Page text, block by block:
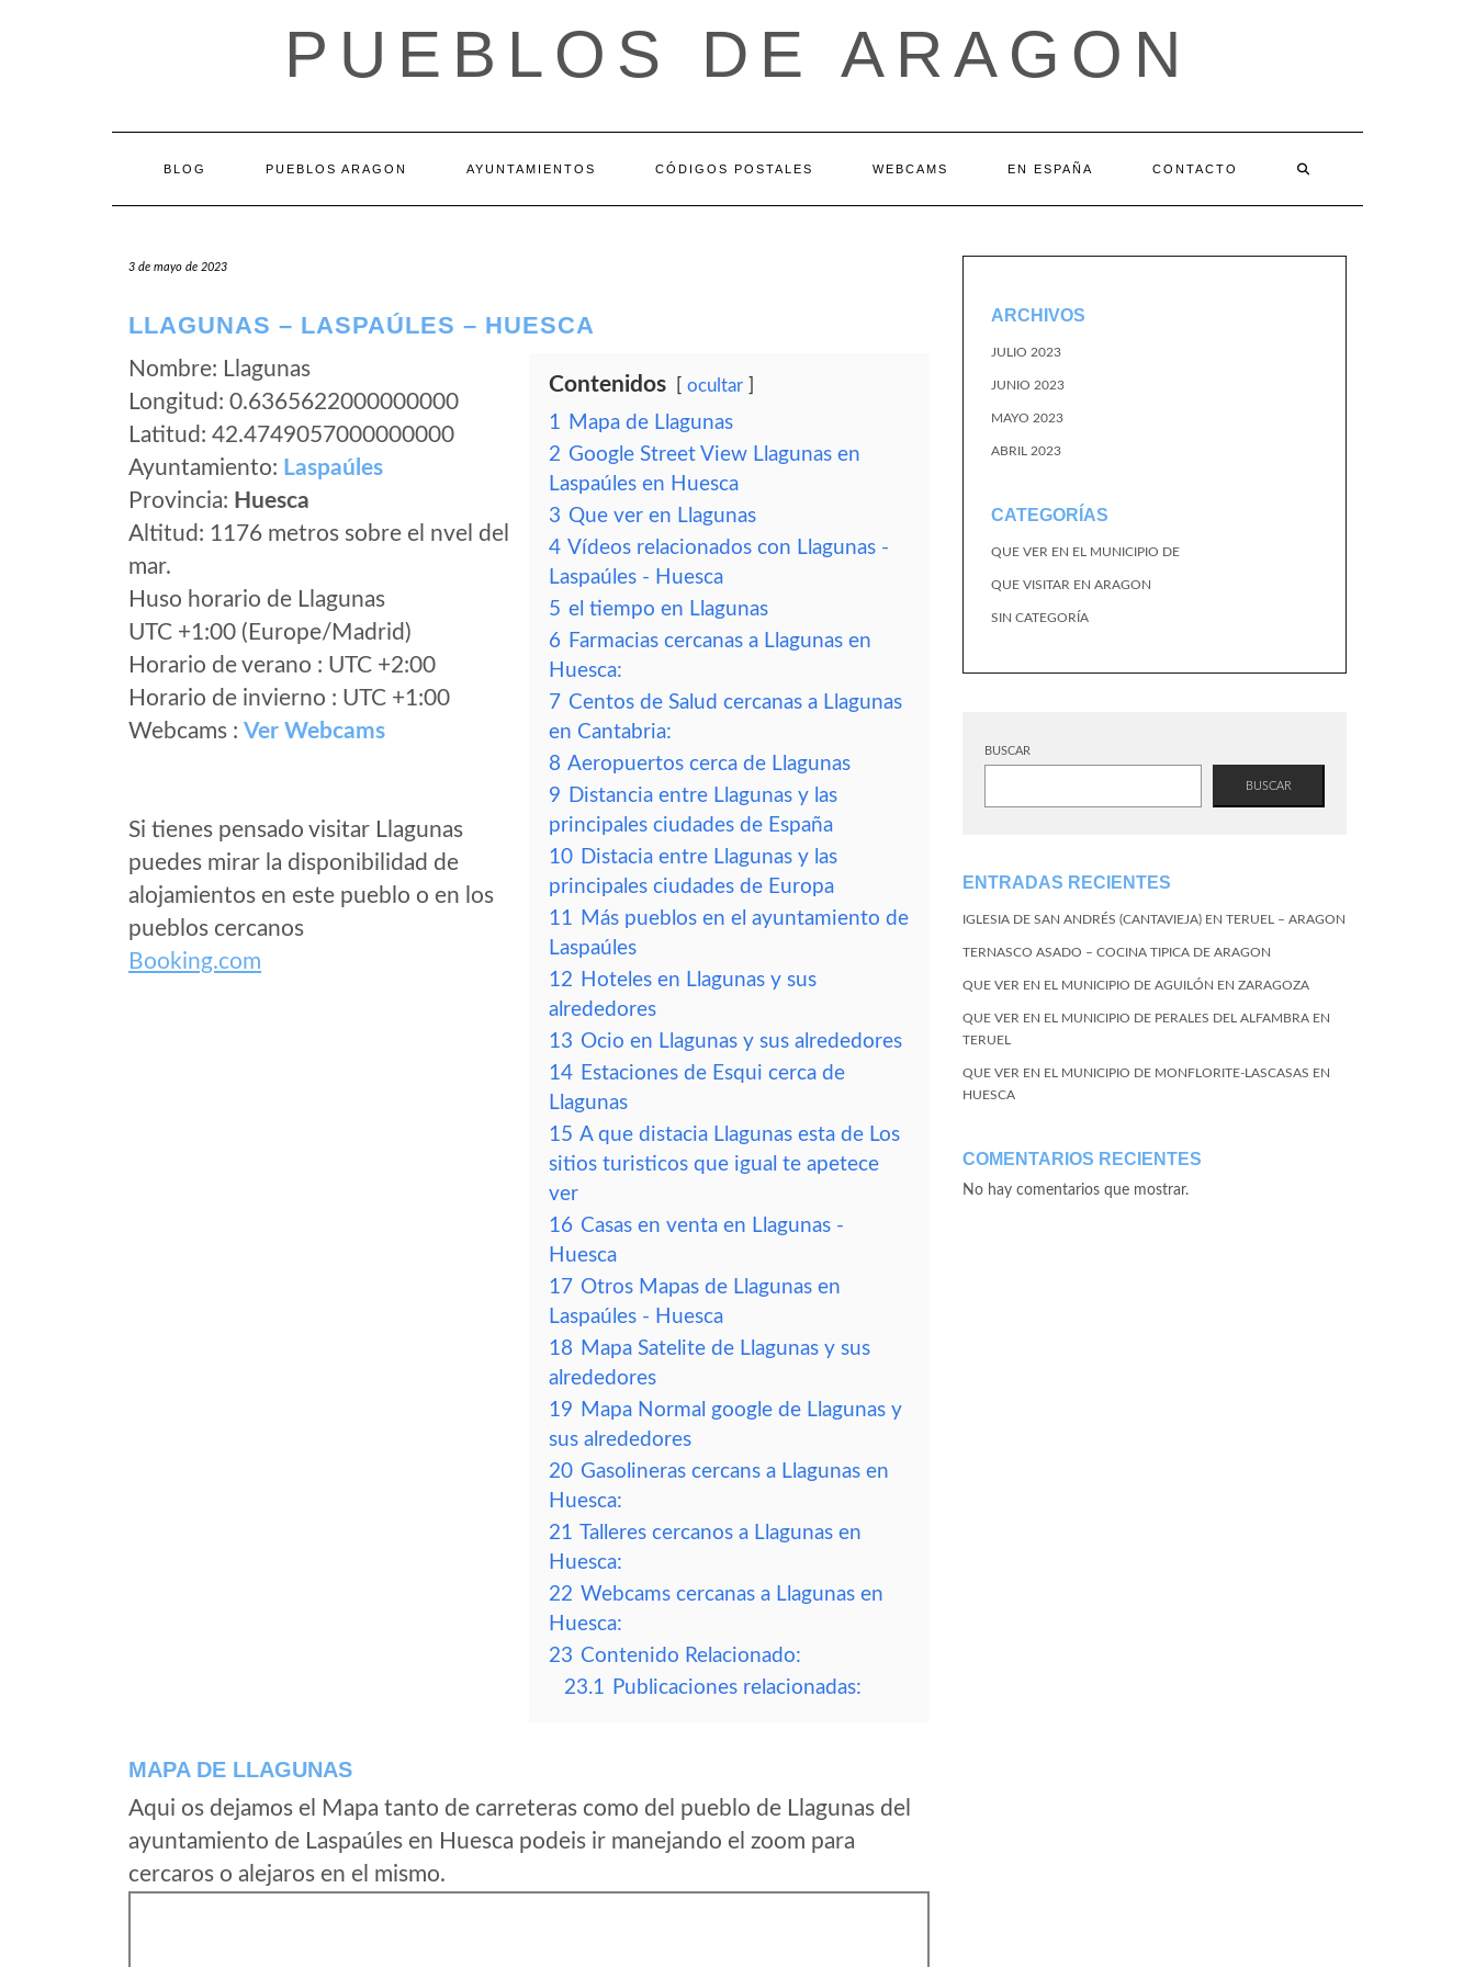
PUEBLOS DE ARAGON
BLOG PUEBLOS ARAGON AYUNTAMIENTOS CÓDIGOS POSTALES WEBCAMS EN ESPAÑA CONTACTO
3 de mayo de 2023
LLAGUNAS – LASPAÚLES – HUESCA
Nombre: Llagunas
Longitud: 0.6365622000000000
Latitud: 42.4749057000000000
Ayuntamiento: Laspaúles
Provincia: Huesca
Altitud: 1176 metros sobre el nvel del
mar.
Huso horario de Llagunas
UTC +1:00 (Europe/Madrid)
Horario de verano : UTC +2:00
Horario de invierno : UTC +1:00
Webcams : Ver Webcams
Si tienes pensado visitar Llagunas
puedes mirar la disponibilidad de
alojamientos en este pueblo o en los
pueblos cercanos
Booking.com
Contenidos ocultar
1 Mapa de Llagunas
2 Google Street View Llagunas en
Laspaúles en Huesca
3 Que ver en Llagunas
4 Vídeos relacionados con Llagunas -
Laspaúles - Huesca
5 el tiempo en Llagunas
6 Farmacias cercanas a Llagunas en
Huesca:
7 Centos de Salud cercanas a Llagunas
en Cantabria:
8 Aeropuertos cerca de Llagunas
9 Distancia entre Llagunas y las
principales ciudades de España
10 Distacia entre Llagunas y las
principales ciudades de Europa
11 Más pueblos en el ayuntamiento de
Laspaúles
12 Hoteles en Llagunas y sus
alrededores
13 Ocio en Llagunas y sus alrededores
14 Estaciones de Esqui cerca de
Llagunas
15 A que distacia Llagunas esta de Los
sitios turisticos que igual te apetece
ver
16 Casas en venta en Llagunas -
Huesca
17 Otros Mapas de Llagunas en
Laspaúles - Huesca
18 Mapa Satelite de Llagunas y sus
alrededores
19 Mapa Normal google de Llagunas y
sus alrededores
20 Gasolineras cercans a Llagunas en
Huesca:
21 Talleres cercanos a Llagunas en
Huesca:
22 Webcams cercanas a Llagunas en
Huesca:
23 Contenido Relacionado:
23.1 Publicaciones relacionadas:
MAPA DE LLAGUNAS
Aqui os dejamos el Mapa tanto de carreteras como del pueblo de Llagunas del
ayuntamiento de Laspaúles en Huesca podeis ir manejando el zoom para
cercaros o alejaros en el mismo.
ARCHIVOS
JULIO 2023
JUNIO 2023
MAYO 2023
ABRIL 2023
CATEGORÍAS
QUE VER EN EL MUNICIPIO DE
QUE VISITAR EN ARAGON
SIN CATEGORÍA
BUSCAR
BUSCAR
ENTRADAS RECIENTES
IGLESIA DE SAN ANDRÉS (CANTAVIEJA) EN TERUEL – ARAGON
TERNASCO ASADO – COCINA TIPICA DE ARAGON
QUE VER EN EL MUNICIPIO DE AGUILÓN EN ZARAGOZA
QUE VER EN EL MUNICIPIO DE PERALES DEL ALFAMBRA EN
TERUEL
QUE VER EN EL MUNICIPIO DE MONFLORITE-LASCASAS EN
HUESCA
COMENTARIOS RECIENTES
No hay comentarios que mostrar.